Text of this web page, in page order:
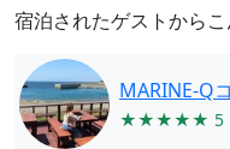
宿泊されたゲストからこ
MARINE-Q
★★★★★ 5